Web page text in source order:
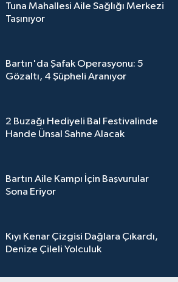
Tuna Mahallesi Aile Sağlığı Merkezi
Taşınıyor
Bartın'da Şafak Operasyonu: 5
Gözaltı, 4 Şüpheli Aranıyor
2 Buzağı Hediyeli Bal Festivalinde
Hande Ünsal Sahne Alacak
Bartın Aile Kampı İçin Başvurular
Sona Eriyor
Kıyı Kenar Çizgisi Dağlara Çıkardı,
Denize Çileli Yolculuk